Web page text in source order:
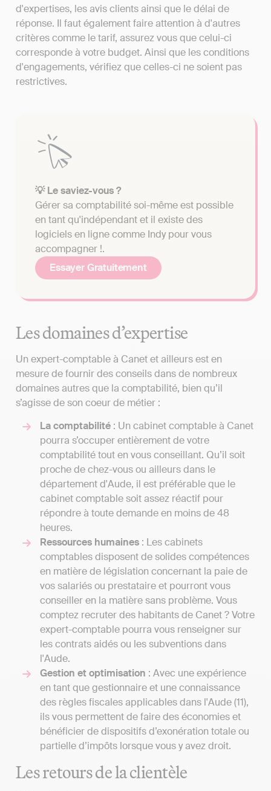
d'expertises, les avis clients ainsi que le délai de
réponse. Il faut également faire attention à d'autres
critères comme le tarif, assurez vous que celui-ci
corresponde à votre budget. Ainsi que les conditions
d'engagements, vérifiez que celles-ci ne soient pas
restrictives.
💡 Le saviez-vous ?
Gérer sa comptabilité soi-même est possible
en tant qu'indépendant et il existe des
logiciels en ligne comme Indy pour vous
accompagner !.
Essayer Gratuitement
Les domaines d’expertise
Un expert-comptable à Canet et ailleurs est en
mesure de fournir des conseils dans de nombreux
domaines autres que la comptabilité, bien qu’il
s’agisse de son coeur de métier :
La comptabilité : Un cabinet comptable à Canet
pourra s’occuper entièrement de votre
comptabilité tout en vous conseillant. Qu’il soit
proche de chez-vous ou ailleurs dans le
département d'Aude, il est préférable que le
cabinet comptable soit assez réactif pour
répondre à toute demande en moins de 48
heures.
Ressources humaines : Les cabinets
comptables disposent de solides compétences
en matière de législation concernant la paie de
vos salariés ou prestataire et pourront vous
conseiller en la matière sans problème. Vous
comptez recruter des habitants de Canet ? Votre
expert-comptable pourra vous renseigner sur
les contrats aidés ou les subventions dans
l'Aude.
Gestion et optimisation : Avec une expérience
en tant que gestionnaire et une connaissance
des règles fiscales applicables dans l'Aude (11),
ils vous permettent de faire des économies et
bénéficier de dispositifs d’exonération totale ou
partielle d’impôts lorsque vous y avez droit.
Les retours de la clientèle